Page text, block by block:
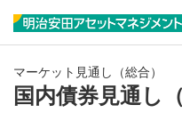
マーケット見通し（総合）
国内債券見通し